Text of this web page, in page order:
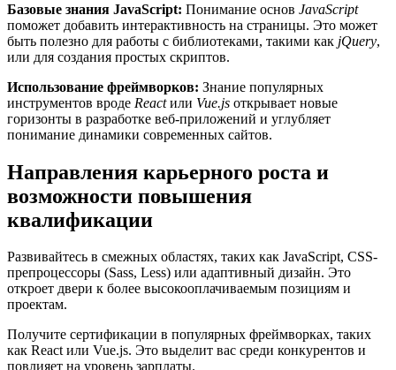
Базовые знания JavaScript: Понимание основ JavaScript
поможет добавить интерактивность на страницы. Это может
быть полезно для работы с библиотеками, такими как jQuery,
или для создания простых скриптов.
Использование фреймворков: Знание популярных
инструментов вроде Reactили Vue.js открывает новые
горизонты в разработке веб-приложений и углубляет
понимание динамики современных сайтов.
Направления карьерного роста и
возможности повышения
квалификации
Развивайтесь в смежных областях, таких как JavaScript, CSS-
препроцессоры (Sass, Less) или адаптивный дизайн. Это
откроет двери к более высокооплачиваемым позициям и
проектам.
Получите сертификации в популярных фреймворках, таких
как React или Vue.js. Это выделит вас среди конкурентов и
повлияет на уровень зарплаты.